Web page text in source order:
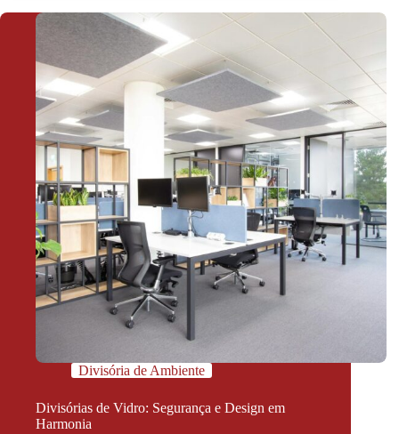
Divisória de Ambiente
Divisórias de Vidro: Segurança e Design em
Harmonia